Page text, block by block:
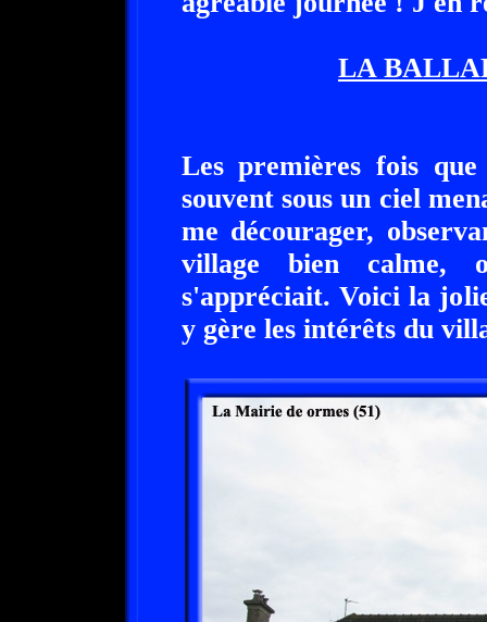
LA
Les premières fois
souvent sous un ciel
me décourager,
village bien calme,
s'appréciait. Voici la
y gère les intérêts du